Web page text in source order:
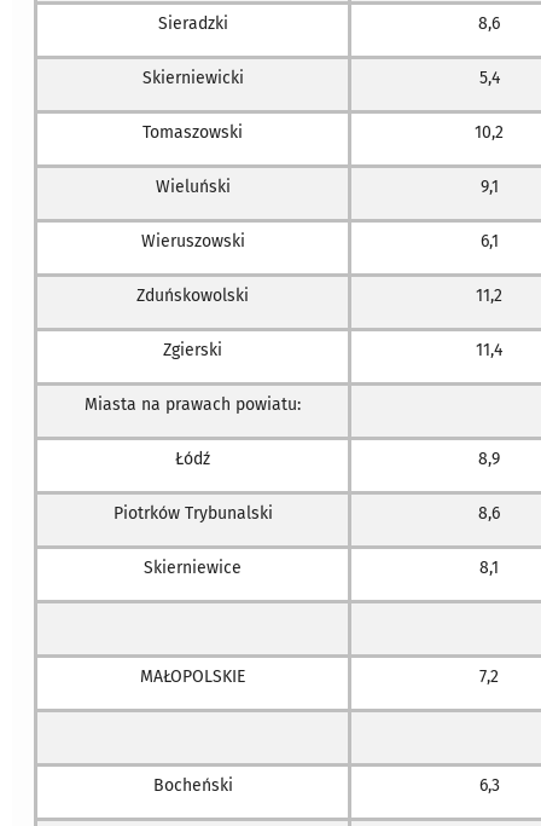
Sieradzki 8,6
Skierniewicki 5,4
Tomaszowski 10,2
Wieluński 9,1
Wieruszowski 6,1
Zduńskowolski 11,2
Zgierski 11,4
Miasta na prawach powiatu:
Łódź 8,9
Piotrków Trybunalski 8,6
Skierniewice 8,1
MAŁOPOLSKIE 7,2
Bocheński 6,3